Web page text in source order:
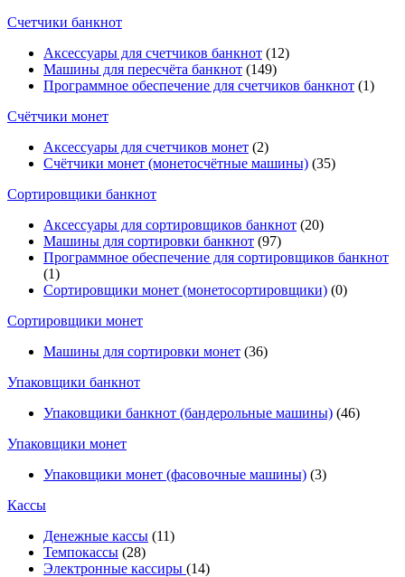
Счетчики банкнот
Аксессуары для счетчиков банкнот (12)
Машины для пересчёта банкнот (149)
Программное обеспечение для счетчиков банкнот (1)
Счётчики монет
Аксессуары для счетчиков монет (2)
Счётчики монет (монетосчётные машины) (35)
Cортировщики банкнот
Аксессуары для сортировщиков банкнот (20)
Машины для сортировки банкнот (97)
Программное обеспечение для сортировщиков банкнот
(1)
Сортировщики монет (монетосортировщики) (0)
Сортировщики монет
Машины для сортировки монет (36)
Упаковщики банкнот
Упаковщики банкнот (бандерольные машины) (46)
Упаковщики монет
Упаковщики монет (фасовочные машины) (3)
Кассы
Денежные кассы (11)
Темпокассы (28)
Электронные кассиры (14)